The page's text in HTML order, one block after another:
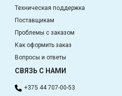
Техническая поддержка
Поставщикам
Проблемы с заказом
Как оформить заказ
Вопросы и ответы
СВЯЗЬ С НАМИ
+375 44 707-00-53